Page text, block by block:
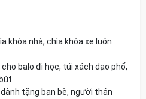
khóa nhà, chìa khóa xe luôn
balo đi học, túi xách dạo phố,
tặng bạn bè, người thân